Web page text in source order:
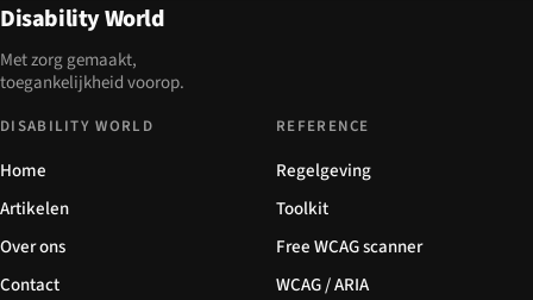
Disability World
Met zorg gemaakt,
toegankelijkheid voorop.
DISABILITY WORLD
Home
Artikelen
Over ons
Contact
REFERENCE
Regelgeving
Toolkit
Free WCAG scanner
WCAG / ARIA